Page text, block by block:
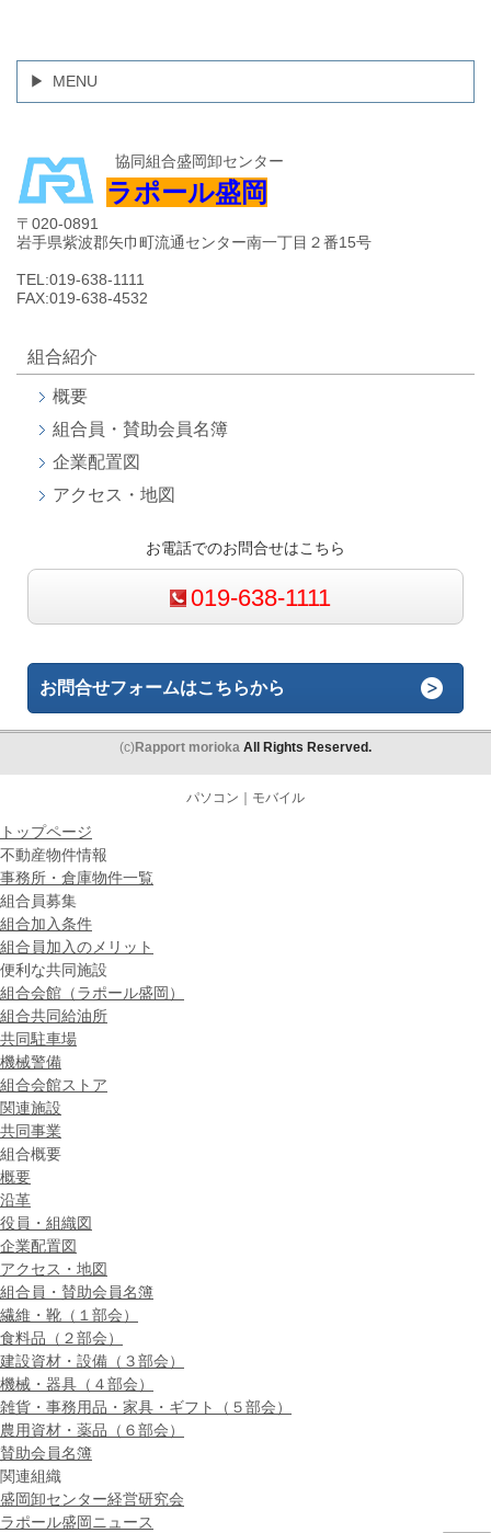
MENU
協同組合盛岡卸センター
ラポール盛岡
〒020-0891
岩手県紫波郡矢巾町流通センター南一丁目２番15号
TEL:019-638-1111
FAX:019-638-4532
組合紹介
概要
組合員・賛助会員名簿
企業配置図
アクセス・地図
お電話でのお問合せはこちら
019-638-1111
お問合せフォームはこちらから
(c)Rapport morioka All Rights Reserved.
パソコン ｜モバイル
トップページ
不動産物件情報
事務所・倉庫物件一覧
組合員募集
組合加入条件
組合員加入のメリット
便利な共同施設
組合会館（ラポール盛岡）
組合共同給油所
共同駐車場
機械警備
組合会館ストア
関連施設
共同事業
組合概要
概要
沿革
役員・組織図
企業配置図
アクセス・地図
組合員・賛助会員名簿
繊維・靴（１部会）
食料品（２部会）
建設資材・設備（３部会）
機械・器具（４部会）
雑貨・事務用品・家具・ギフト（５部会）
農用資材・薬品（６部会）
賛助会員名簿
関連組織
盛岡卸センター経営研究会
ラポール盛岡ニュース